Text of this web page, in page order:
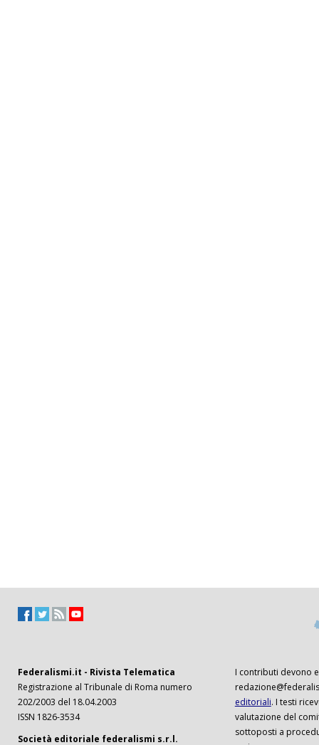
Federalismi.it - Rivista Telematica
Registrazione al Tribunale di Roma numero
202/2003 del 18.04.2003
ISSN 1826-3534
Società editoriale federalismi s.r.l.
I contributi devono
editoriali. I testi
valutazione del
sottoposti a